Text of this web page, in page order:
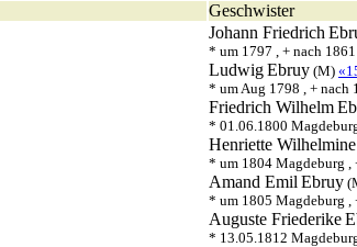
Geschwister
Johann Friedrich
* um 1797 , + nach 1861
LudwigEbruy (M)
* um Aug 1798 , + nach
Friedrich Wilhelm
* 01.06.1800
Henriette
* um 1804 Magdeburg ,
Amand Emil Ebruy
* um 1805 Magdeburg ,
Auguste Friederike
* 13.05.1812